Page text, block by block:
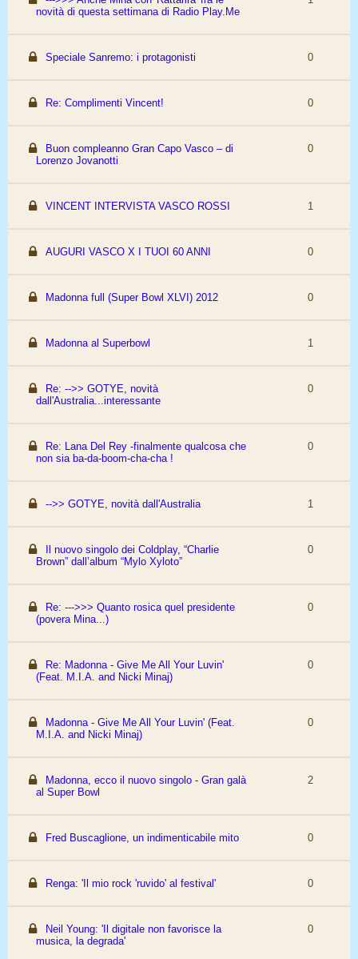
novità di questa settimana di Radio Play.Me
Speciale Sanremo: i protagonisti 0
Re: Complimenti Vincent! 0
Buon compleanno Gran Capo Vasco – di
Lorenzo Jovanotti
0
VINCENT INTERVISTA VASCO ROSSI 1
AUGURI VASCO X I TUOI 60 ANNI 0
Madonna full (Super Bowl XLVI) 2012 0
Madonna al Superbowl 1
Re: -->> GOTYE, novità
dall'Australia...interessante
0
Re: Lana Del Rey -finalmente qualcosa che
non sia ba-da-boom-cha-cha !
0
-->> GOTYE, novità dall'Australia 1
Il nuovo singolo dei Coldplay, “Charlie
Brown” dall’album “Mylo Xyloto”
0
Re: --->>> Quanto rosica quel presidente
(povera Mina...)
0
Re: Madonna - Give Me All Your Luvin'
(Feat. M.I.A. and Nicki Minaj)
0
Madonna - Give Me All Your Luvin' (Feat.
M.I.A. and Nicki Minaj)
0
Madonna, ecco il nuovo singolo - Gran galà
al Super Bowl
2
Fred Buscaglione, un indimenticabile mito 0
Renga: 'Il mio rock 'ruvido' al festival' 0
Neil Young: 'Il digitale non favorisce la
musica, la degrada'
0